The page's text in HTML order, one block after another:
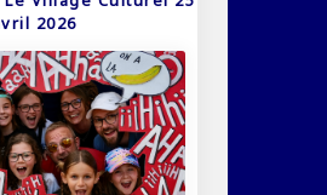
2026